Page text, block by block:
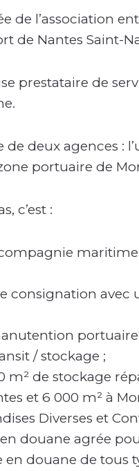
de l’association
de Nantes Saint-
prestataire de
de deux agences :
portuaire de
c’est :
maritime
consignation avec
portuaire
/ stockage ;
m² de stockage
et 6 000 m² à
Diverses et
douane agrée
en douane de tous